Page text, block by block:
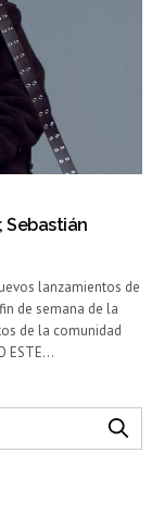
Sebastián
lanzamientos de
de semana de la
de la comunidad
ESTE…